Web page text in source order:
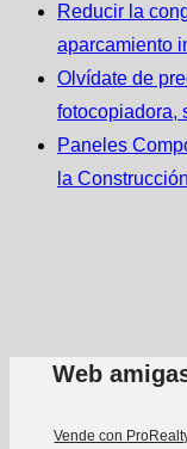
Reducir la
aparcamiento
Olvídate de
fotocopiadora,
Paneles
la
Web
Vende con